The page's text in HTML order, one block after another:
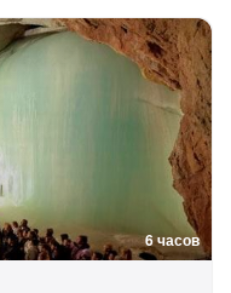
6 часов